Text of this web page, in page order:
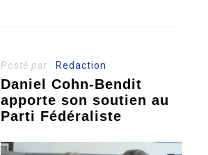
Posté par : Redaction
Daniel Cohn-Bendit
apporte son soutien au
Parti Fédéraliste